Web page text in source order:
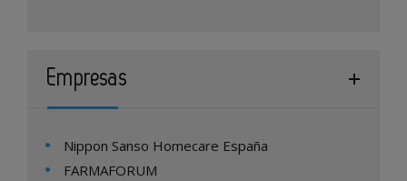
Empresas
Nippon Sanso Homecare España
FARMAFORUM